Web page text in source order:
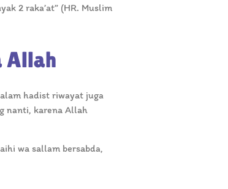
2 raka’at” (HR. Muslim
Allah
hadist riwayat juga
nanti, karena Allah
wa sallam bersabda,